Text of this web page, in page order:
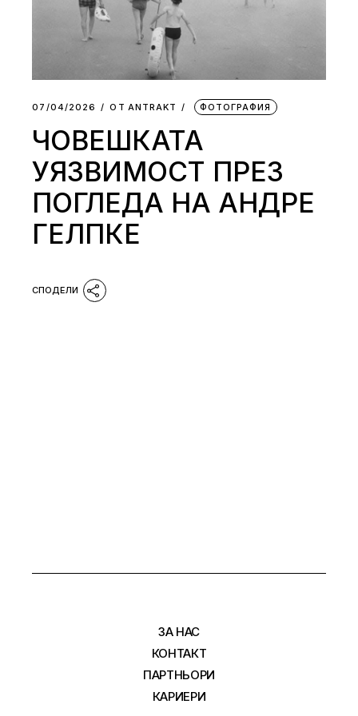
07/04/2026 ОТ АNTRAKT ФОТОГРАФИЯ
ЧОВЕШКАТА
УЯЗВИМОСТ ПРЕЗ
ПОГЛЕДА НА АНДРЕ
ГЕЛПКЕ
ЗА НАС
КОНТАКТ
ПАРТНЬОРИ
КАРИЕРИ